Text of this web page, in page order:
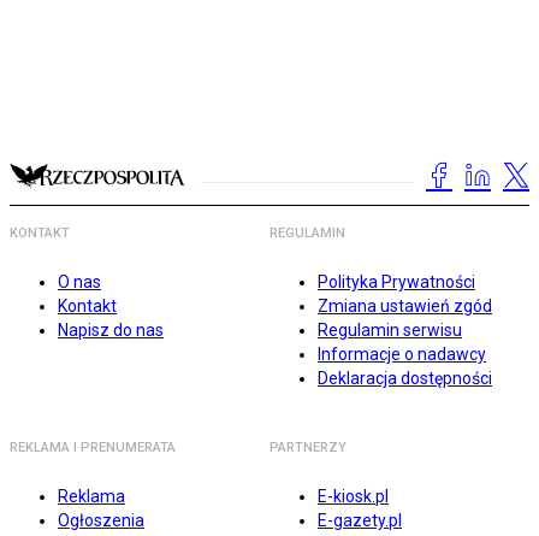
KONTAKT
O nas
Kontakt
Napisz do nas
REGULAMIN
Polityka Prywatności
Zmiana ustawień zgód
Regulamin serwisu
Informacje o nadawcy
Deklaracja dostępności
REKLAMA I PRENUMERATA
Reklama
Ogłoszenia
PARTNERZY
E-kiosk.pl
E-gazety.pl